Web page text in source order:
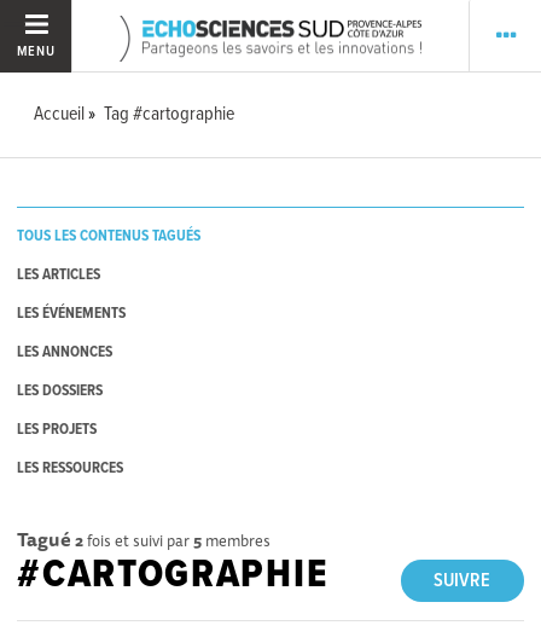
MENU
Accueil Tag #cartographie
TOUS LES CONTENUS TAGUÉS
LES ARTICLES
LES ÉVÉNEMENTS
LES ANNONCES
LES DOSSIERS
LES PROJETS
LES RESSOURCES
Tagué 2fois et suivi par 5 membres
SUIVRE
#CARTOGRAPHIE